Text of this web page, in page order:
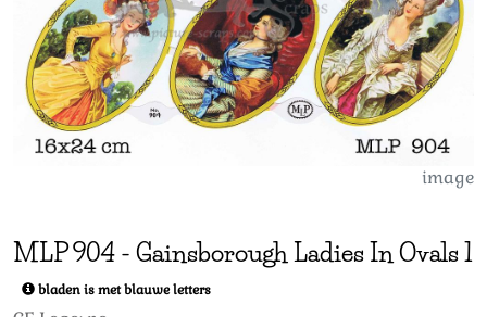
image
MLP904 - Gainsborough Ladies In Ovals 1
bladen is met blauwe letters